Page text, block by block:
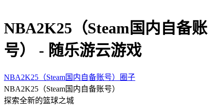
NBA2K25（Steam国内自备账
号） - 随乐游云游戏
NBA2K25（Steam国内自备账号）圈子
NBA2K25（Steam国内自备账号）
探索全新的篮球之城